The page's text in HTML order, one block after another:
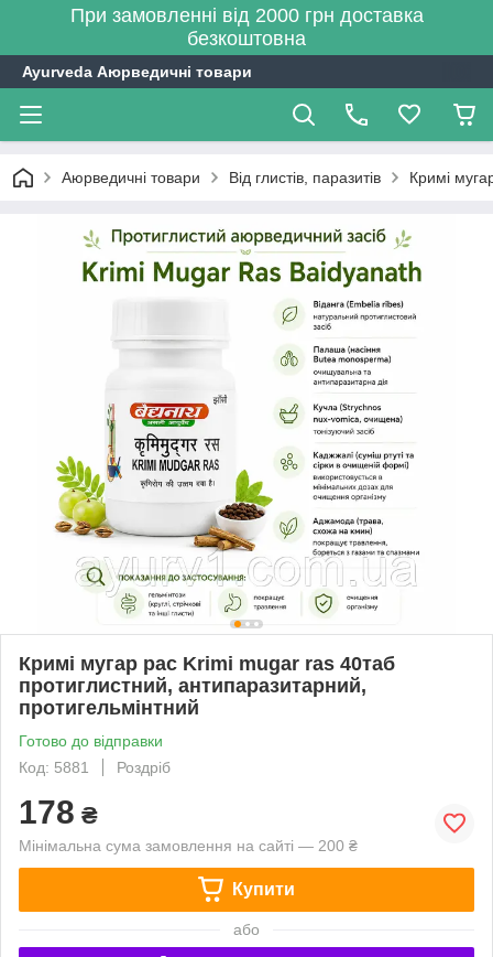
При замовленні від 2000 грн доставка
безкоштовна
Ayurveda Аюрведичні товари
Аюрведичні товари Від глистів, паразитів Кримі
Кримі мугар рас Krimi mugar ras 40таб
протиглистний, антипаразитарний,
протигельмінтний
Готово до відправки
Код: 5881
Роздріб
178 ₴
Мінімальна сума замовлення на сайті — 200 ₴
Купити
або